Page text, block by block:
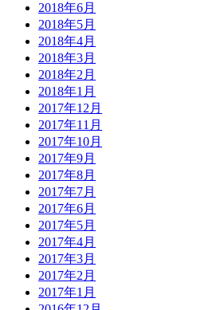
2018年6月
2018年5月
2018年4月
2018年3月
2018年2月
2018年1月
2017年12月
2017年11月
2017年10月
2017年9月
2017年8月
2017年7月
2017年6月
2017年5月
2017年4月
2017年3月
2017年2月
2017年1月